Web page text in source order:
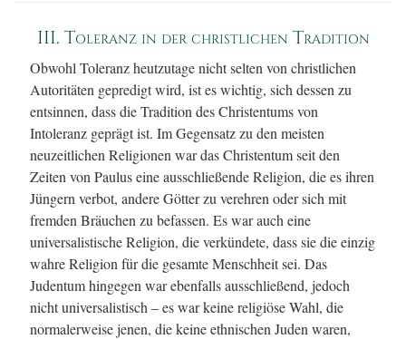
III. Toleranz in der christlichen Tradition
Obwohl Toleranz heutzutage nicht selten von christlichen
Autoritäten gepredigt wird, ist es wichtig, sich dessen zu
entsinnen, dass die Tradition des Christentums von
Intoleranz geprägt ist. Im Gegensatz zu den meisten
neuzeitlichen Religionen war das Christentum seit den
Zeiten von Paulus eine ausschließende Religion, die es ihren
Jüngern verbot, andere Götter zu verehren oder sich mit
fremden Bräuchen zu befassen. Es war auch eine
universalistische Religion, die verkündete, dass sie die einzig
wahre Religion für die gesamte Menschheit sei. Das
Judentum hingegen war ebenfalls ausschließend, jedoch
nicht universalistisch – es war keine religiöse Wahl, die
normalerweise jenen, die keine ethnischen Juden waren,